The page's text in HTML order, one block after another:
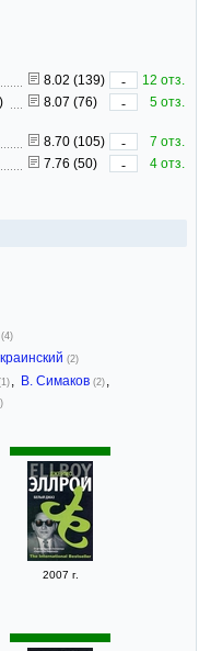
8.02 (139) -
12 отз.
8.07 (76) -
5 отз.
8.70 (105) -
7 отз.
7.76 (50) - 4 отз.
(4)
(2)
, В. Симаков (2) ,
2007 г.